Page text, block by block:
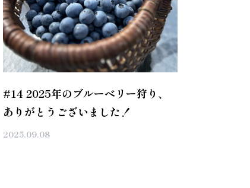
#14 2025年のブルーベリー狩り、
ありがとうございました！
2025.09.08